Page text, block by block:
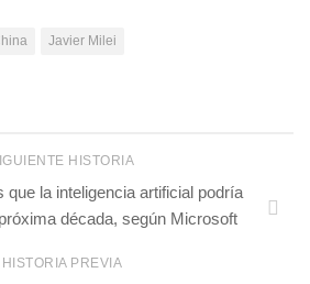
Javier Milei
HISTORIA
que la inteligencia artificial podría
década, según Microsoft
HISTORIA PREVIA